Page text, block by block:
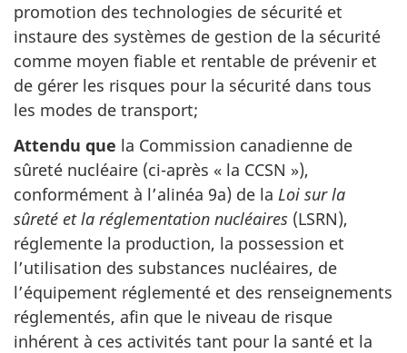
promotion des technologies de sécurité et
instaure des systèmes de gestion de la sécurité
comme moyen fiable et rentable de prévenir et
de gérer les risques pour la sécurité dans tous
les modes de transport;
Attendu que la Commission canadienne de
sûreté nucléaire (ci-après « la CCSN »),
conformément à l’alinéa 9a) de la Loi sur la
sûreté et la réglementation nucléaires (LSRN),
réglemente la production, la possession et
l’utilisation des substances nucléaires, de
l’équipement réglementé et des renseignements
réglementés, afin que le niveau de risque
inhérent à ces activités tant pour la santé et la